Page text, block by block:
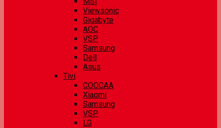
Viewsonic
Gigabyte
AOC
VSP
Samsung
Dell
Asus
Tivi
COOCAA
Xiaomi
Samsung
VSP
LG